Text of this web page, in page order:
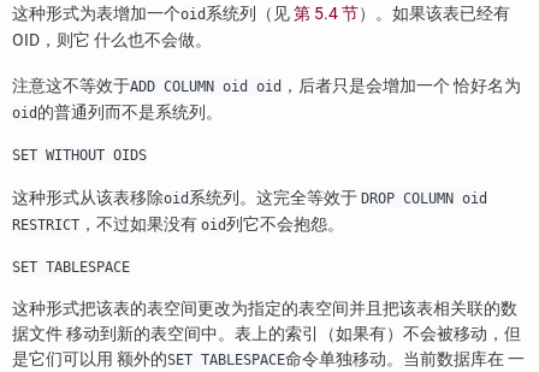
这种形式为表增加一个oid 系统列（见第 5.4 节）。如果该表已经有
OID，则它 什么也不会做。
注意这不等效于ADD COLUMN oid oid ，后者只是会增加一个 恰好名为
oid 的普通列而不是系统列。
SET WITHOUT OIDS
这种形式从该表移除oid 系统列。这完全等效于 DROP COLUMN oid
RESTRICT ，不过如果没有 oid列它不会抱怨。
SET TABLESPACE
这种形式把该表的表空间更改为指定的表空间并且把该表相关联的数
据文件 移动到新的表空间中。表上的索引（如果有）不会被移动，但
是它们可以用 额外的SET TABLESPACE命令单独移动。当前数据库在 一